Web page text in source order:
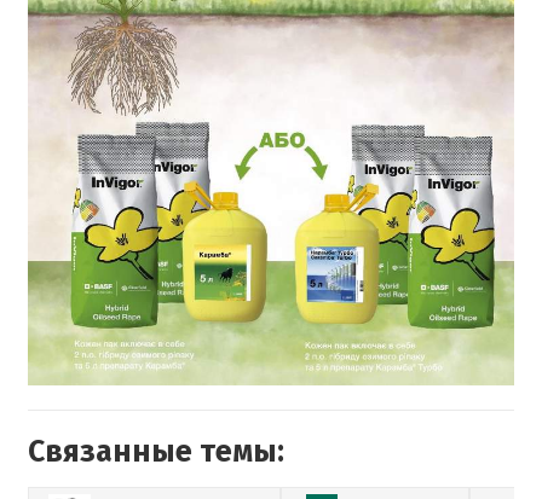
Связанные темы: